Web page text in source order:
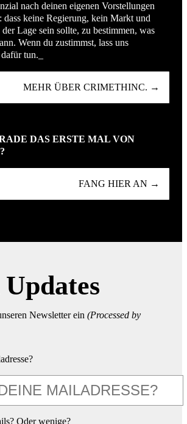
nach deinen eigenen Vorstellungen
dass keine Regierung, kein Markt und
Lage sein sollte, zu bestimmen, was
Wenn du zustimmst, lass uns
tun._
MEHR ÜBER CRIMETHINC. →
DAS ERSTE MAL VON
FANG HIER AN →
Newsletter ein (Processed by
Oder wenige?